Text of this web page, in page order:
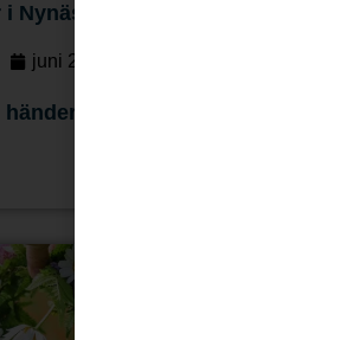
Nynäshamn 27 juni 2026
juni 27, 2026
händer i Nynäshamn